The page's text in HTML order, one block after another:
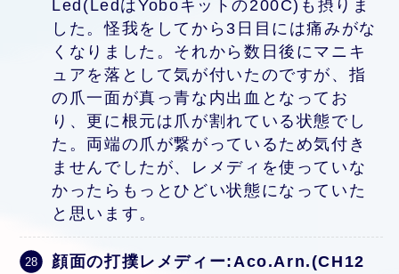
Led(LedはYoboキットの200C)も摂りま
した。怪我をしてから3日目には痛みがな
くなりました。それから数日後にマニキ
ュアを落として気が付いたのですが、指
の爪一面が真っ青な内出血となってお
り、更に根元は爪が割れている状態でし
た。両端の爪が繋がっているため気付き
ませんでしたが、レメディを使っていな
かったらもっとひどい状態になっていた
と思います。
顔面の打撲レメディー:Aco.Arn.(CH12